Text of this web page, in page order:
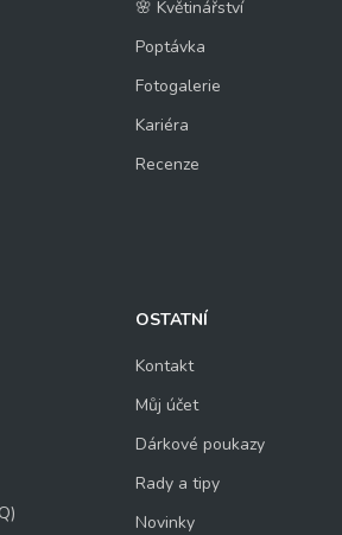
🌸 Květinářství
Poptávka
Fotogalerie
Kariéra
Recenze
OSTATNÍ
Kontakt
Můj účet
Dárkové poukazy
Rady a tipy
Novinky